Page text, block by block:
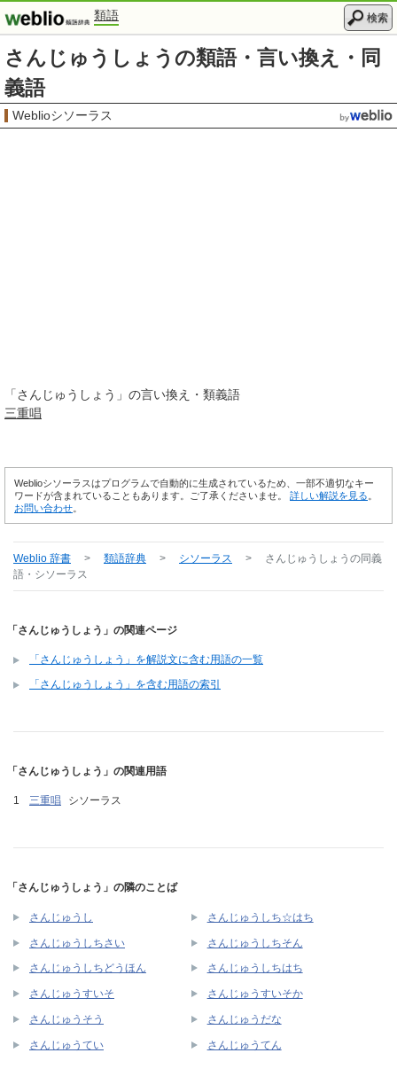
類語 検索
さんじゅうしょうの類語・言い換え・同
義語
Weblioシソーラス
「さんじゅうしょう 」の言い換え・類義語
三重唱
Weblioシソーラスはプログラムで自動的に生成されているため、一部不適切なキー
ワードが含まれていることもあります。ご了承くださいませ。 詳しい解説を見る
お問い合わせ
Weblio 辞書 > 類語辞典 > シソーラス > さんじゅうしょう の同義
語・シソーラス
「さんじゅうしょう」の関連ページ
「さんじゅうしょう」を解説文に含む用語の一覧
「さんじゅうしょう」を含む用語の索引
「さんじゅうしょう」の関連用語
三重唱 シソーラス
「さんじゅうしょう」の隣のことば
さんじゅうし さんじゅうしち☆はち
さんじゅうしちさい さんじゅうしちそん
さんじゅうしちどうほん さんじゅうしちはち
さんじゅうすいそ さんじゅうすいそか
さんじゅうそう さんじゅうだな
さんじゅうてい さんじゅうてん